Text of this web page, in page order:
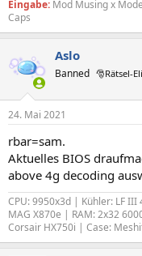
Eingabe: Mod Musing x
Caps
Aslo
Banned 🎅Rätsel-
24. Mai 2021
rbar=sam.
Aktuelles BIOS
above 4g decoding
CPU: 9950x3d | Kühler: LF
MAG X870e | RAM: 2x32
Corsair HX750i | Case: